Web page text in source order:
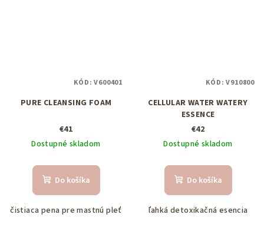
PURE CLEANSING FOAM
€41
Dostupné skladom
Do košíka
čistiaca pena pre mastnú pleť
KÓD:V600401
CELLULAR WATER WATERY
ESSENCE
€42
Dostupné skladom
Do košíka
ľahká detoxikačná esencia
KÓD:V910800